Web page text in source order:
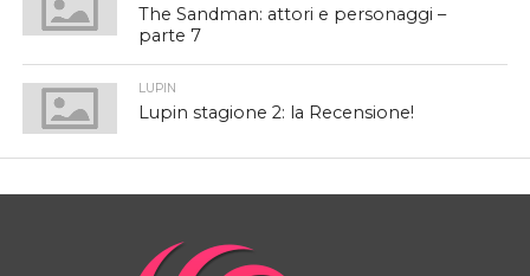
The Sandman: attori e personaggi –
parte 7
LUPIN
Lupin stagione 2: la Recensione!